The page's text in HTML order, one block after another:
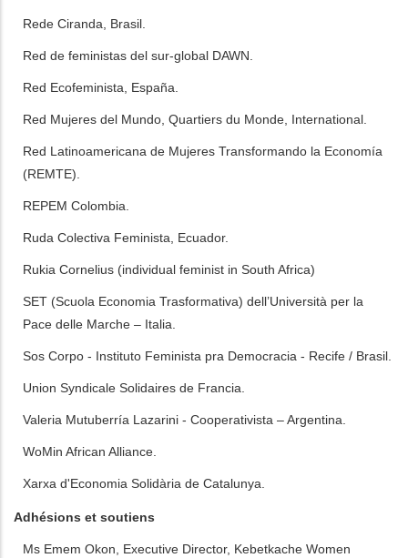
Rede Ciranda, Brasil.
Red de feministas del sur-global DAWN.
Red Ecofeminista, España.
Red Mujeres del Mundo, Quartiers du Monde, International.
Red Latinoamericana de Mujeres Transformando la Economía
(REMTE).
REPEM Colombia.
Ruda Colectiva Feminista, Ecuador.
Rukia Cornelius (individual feminist in South Africa)
SET (Scuola Economia Trasformativa) dell’Università per la
Pace delle Marche – Italia.
Sos Corpo - Instituto Feminista pra Democracia - Recife / Brasil.
Union Syndicale Solidaires de Francia
Valeria Mutuberría Lazarini - Cooperativista – Argentina.
WoMin African Alliance.
Xarxa d'Economia Solidària de Catalunya.
Adhésions et soutiens
Ms Emem Okon, Executive Director, Kebetkache Women